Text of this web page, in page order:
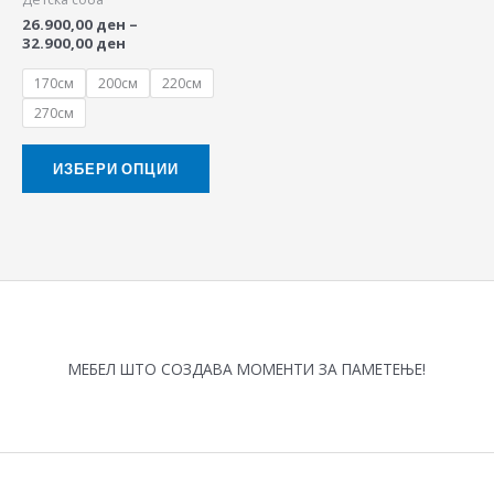
26.900,00 ден –
32.900,00 ден
170см 200см
220см
270см
ИЗБЕРИ ОПЦИИ
product
МЕБЕЛ ШТО СОЗДАВА МОМЕНТИ ЗА ПАМЕТЕЊЕ!